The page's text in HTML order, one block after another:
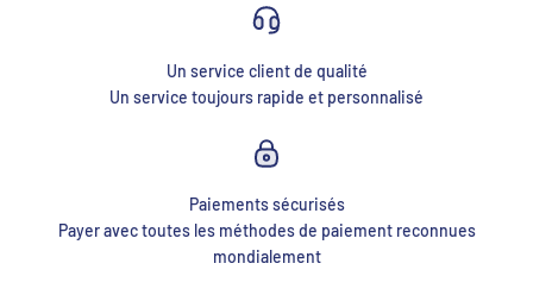
Un service client de qualité
Un service toujours rapide et personnalisé
Paiements sécurisés
Payer avec toutes les méthodes de paiement reconnues
mondialement